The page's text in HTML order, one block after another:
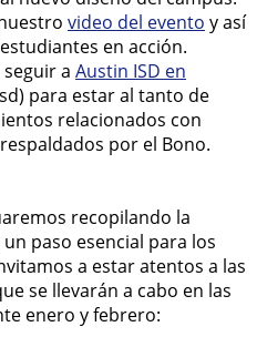
video del evento y así
en acción.
a Austin ISD en
para estar al tanto de
relacionados con
por el Bono.
recopilando la
paso esencial para los
a estar atentos a las
se llevarán a cabo en las
enero y febrero: